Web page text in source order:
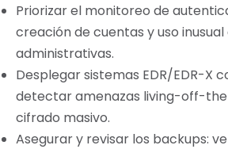
Priorizar el monitoreo de
creación de cuentas y uso
administrativas.
Desplegar sistemas EDR/EDR-X
detectar amenazas living-off-
cifrado masivo.
Asegurar y revisar los backups: